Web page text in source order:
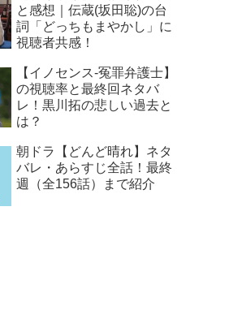
と感想｜伝蔵(坂田聡)の台
詞「どっちもまやかし」に
視聴者共感！
【イノセンス-冤罪弁護士】
の視聴率と最終回ネタバ
レ！黒川拓の悲しい過去と
は？
朝ドラ【どんど晴れ】ネタ
バレ・あらすじ全話！最終
週（全156話）まで紹介